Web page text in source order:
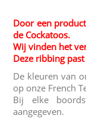
Door een
de Cockatoos.
Wij vinden het
Deze ribbing
De kleuren van
op onze French
Bij elke
aangegeven.